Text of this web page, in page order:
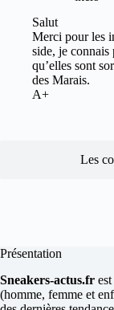
Salut
Merci pour les
side, je connais
qu’elles sont
des Marais.
A+
Les
Présentation
Sneakers-actus.fr
(homme, femme et